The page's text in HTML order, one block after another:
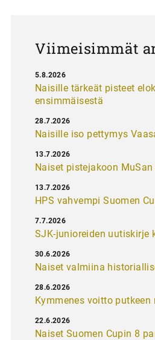
Viimeisimmät
Naisille tärkeät pisteet
ensimmäisestä
5.8.2026
Naisille iso pettymys
28.7.2026
Naiset pistejakoon MuSan
13.7.2026
HPS vahvempi Suomen
13.7.2026
SJK-junioreiden uutiskirje
7.7.2026
Naiset valmiina
30.6.2026
Kymmenes voitto putkeen
28.6.2026
Naiset Suomen Cupin 8
22.6.2026